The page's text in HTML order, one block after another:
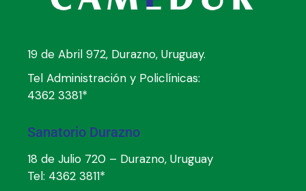
19 de Abril 972, Durazno, Uruguay.
Tel Administración y Policlínicas:
4362 3381*
Sanatorio Durazno
18 de Julio 720 – Durazno, Uruguay
Tel: 4362 3811*